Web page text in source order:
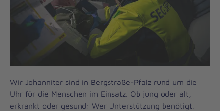
Wir Johanniter sind in Bergstraße-Pfalz rund um die
Uhr für die Menschen im Einsatz. Ob jung oder alt,
erkrankt oder gesund: Wer Unterstützung benötigt,